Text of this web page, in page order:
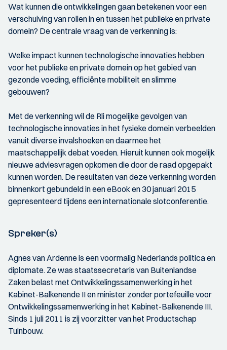
Wat kunnen die ontwikkelingen gaan betekenen voor een
verschuiving van rollen in en tussen het publieke en private
domein? De centrale vraag van de verkenning is:
Welke impact kunnen technologische innovaties hebben
voor het publieke en private domein op het gebied van
gezonde voeding, efficiënte mobiliteit en slimme
gebouwen?
Met de verkenning wil de Rli mogelijke gevolgen van
technologische innovaties in het fysieke domein verbeelden
vanuit diverse invalshoeken en daarmee het
maatschappelijk debat voeden. Hieruit kunnen ook mogelijk
nieuwe adviesvragen opkomen die door de raad opgepakt
kunnen worden. De resultaten van deze verkenning worden
binnenkort gebundeld in een eBook en 30 januari 2015
gepresenteerd tijdens een internationale slotconferentie.
Spreker(s)
Agnes van Ardenne is een voormalig Nederlands politica en
diplomate. Ze was staatssecretaris van Buitenlandse
Zaken belast met Ontwikkelingssamenwerking in het
Kabinet-Balkenende II en minister zonder portefeuille voor
Ontwikkelingssamenwerking in het Kabinet-Balkenende III.
Sinds 1 juli 2011 is zij voorzitter van het Productschap
Tuinbouw.